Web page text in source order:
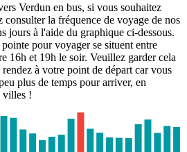
Verdun en bus, si vous souhaitez
la fréquence de voyage de nos
jours à l'aide du graphique ci-dessous.
pour voyager se situent entre
16h et 19h le soir. Veuillez garder cela
à votre point de départ car vous
plus de temps pour arriver, en
villes !